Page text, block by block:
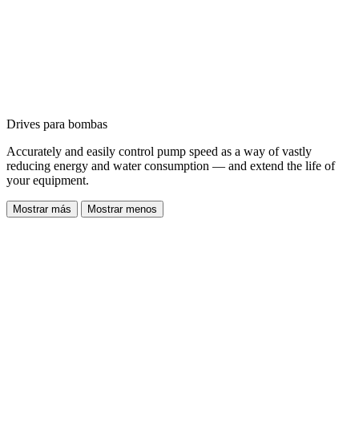
Drives para bombas
Accurately and easily control pump speed as a way of vastly
reducing energy and water consumption — and extend the life of
your equipment.
Mostrar más Mostrar menos